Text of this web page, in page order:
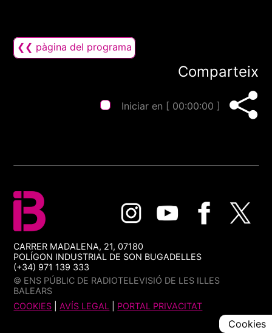
❮❮ pàgina del programa
Comparteix
Iniciar en [ 00:00:00 ]
CARRER MADALENA, 21, 07180
POLÍGON INDUSTRIAL DE SON BUGADELLES
(+34) 971 139 333
© ENS PÚBLIC DE RADIOTELEVISIÓ DE LES ILLES
BALEARS
COOKIES |AVÍS LEGAL PORTAL PRIVACITAT
Cookies